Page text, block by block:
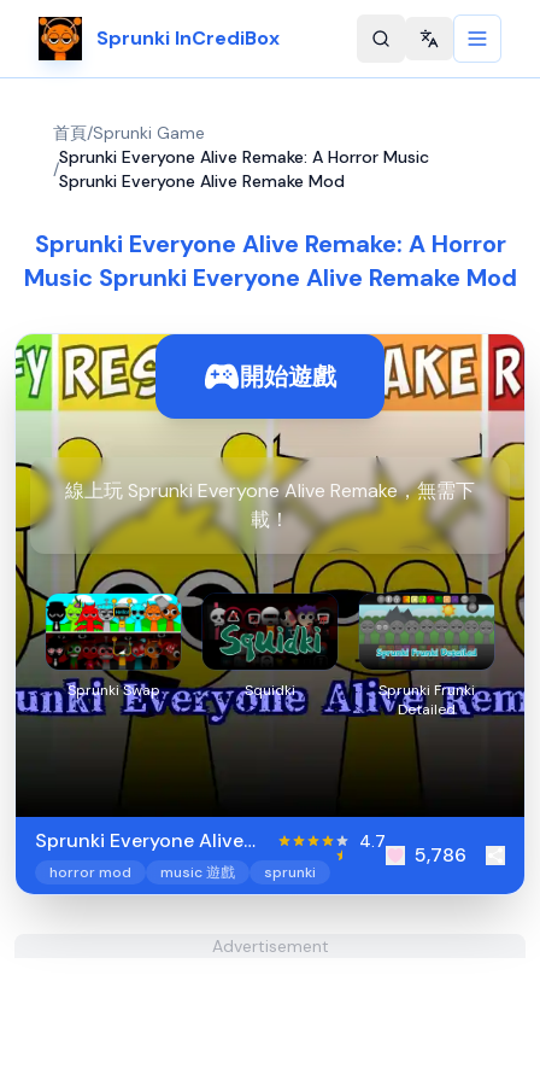
Sprunki InCrediBox Change
首頁/Sprunki Game
/
Sprunki Everyone Alive Remake: A Horror Music
Sprunki Everyone Alive Remake Mod
Sprunki Everyone Alive Remake: A Horror
Music Sprunki Everyone Alive Remake Mod
開始遊戲
線上玩 Sprunki Everyone Alive Remake，無需下
載！
Sprunki Swap Squidki
Sprunki Frunki
Detailed
Sprunki Everyone Alive
Remake
4.7
horror mod music 遊戲 sprunki
5,786
Advertisement